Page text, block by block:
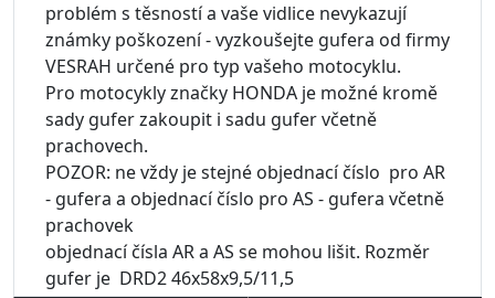
problém s těsností a vaše vidlice nevykazují
známky poškození - vyzkoušejte gufera od firmy
VESRAH určené pro typ vašeho motocyklu.
Pro motocykly značky HONDA je možné kromě
sady gufer zakoupit i sadu gufer včetně
prachovech.
POZOR: ne vždy je stejné objednací číslo pro AR
- gufera a objednací číslo pro AS - gufera včetně
prachovek
objednací čísla AR a AS se mohou lišit. Rozměr
gufer je DRD2 46x58x9,5/11,5